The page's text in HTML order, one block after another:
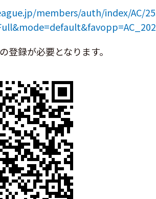
members/auth/index/AC/
登録が必要となります。